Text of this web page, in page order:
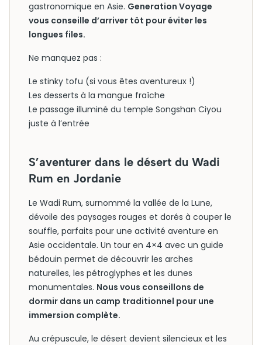
gastronomique en Asie. Generation Voyage
vous conseille d’arriver tôt pour éviter les
longues files.
Ne manquez pas :
Le stinky tofu (si vous êtes aventureux !)
Les desserts à la mangue fraîche
Le passage illuminé du temple Songshan Ciyou
juste à l’entrée
S’aventurer dans le désert du Wadi
Rum en Jordanie
Le Wadi Rum, surnommé la vallée de la Lune,
dévoile des paysages rouges et dorés à couper le
souffle, parfaits pour une activité aventure en
Asie occidentale. Un tour en 4×4 avec un guide
bédouin permet de découvrir les arches
naturelles, les pétroglyphes et les dunes
monumentales. Nous vous conseillons de
dormir dans un camp traditionnel pour une
immersion complète.
Au crépuscule, le désert devient silencieux et les